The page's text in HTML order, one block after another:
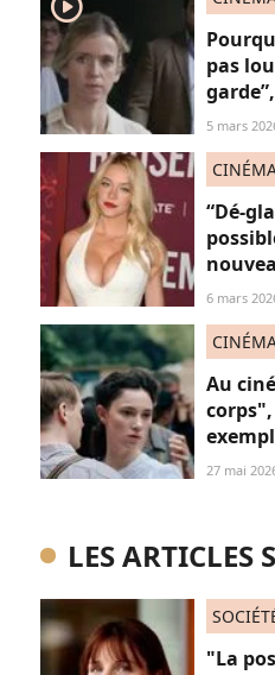
pas
5 mars
“Dé-
où le
6 mars
Au
à voir
27 mai
LES ARTICLES
"La